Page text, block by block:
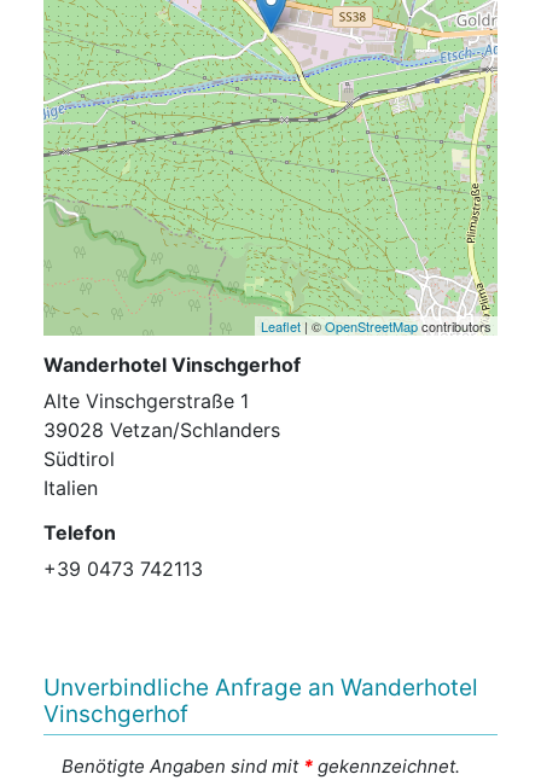
Leaflet | ©OpenStreetMapcontributors
Wanderhotel Vinschgerhof
Alte Vinschgerstraße 1
39028 Vetzan/Schlanders
Südtirol
Italien
Telefon
+39 0473 742113
Unverbindliche Anfrage an Wanderhotel
Vinschgerhof
Benötigte Angaben sind mit *gekennzeichnet.